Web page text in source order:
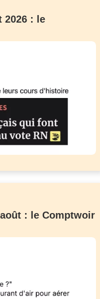
2026 : le
: le Comptwoir